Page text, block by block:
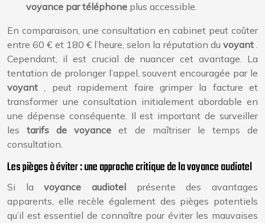
voyance par téléphone plus accessible.
En comparaison, une consultation en cabinet peut coûter
entre 60 € et 180 € l’heure, selon la réputation du voyant.
Cependant, il est crucial de nuancer cet avantage. La
tentation de prolonger l’appel, souvent encouragée par le
voyant, peut rapidement faire grimper la facture et
transformer une consultation initialement abordable en
une dépense conséquente. Il est important de surveiller
lestarifs de voyanceet de maîtriser le temps de
consultation.
Les pièges à éviter : une approche critique de la voyance audiotel
Si lavoyance audiotel présente des avantages
apparents, elle recèle également des pièges potentiels
qu’il est essentiel de connaître pour éviter les mauvaises